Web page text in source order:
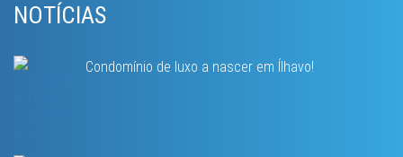
NOTÍCIAS
Condomínio de luxo a nascer em Ílhavo!